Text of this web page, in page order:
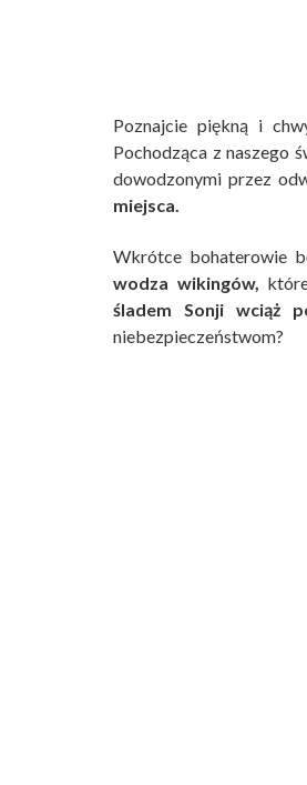
Poznajcie piękną i
Pochodząca z naszego
dowodzonymi przez
miejsca.
Wkrótce bohaterowie
wodza wikingów,
śladem Sonji wciąż
niebezpieczeństwom?